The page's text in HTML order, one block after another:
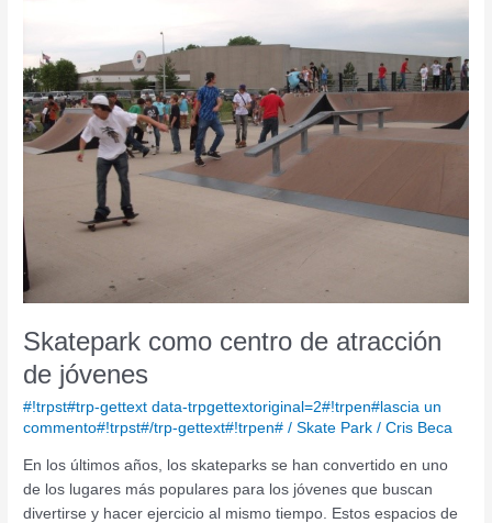
Skatepark como centro de atracción
de jóvenes
#!trpst#trp-gettext data-trpgettextoriginal=2#!trpen#lascia un
commento#!trpst#/trp-gettext#!trpen# /Skate Park /Cris Beca
En los últimos años, los skateparks se han convertido en uno
de los lugares más populares para los jóvenes que buscan
divertirse y hacer ejercicio al mismo tiempo. Estos espacios de
atracción
de
jóvenes